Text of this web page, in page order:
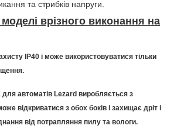
та стрибків напруги.
врізного виконання на
IP40 і може використовуватися тільки
автоматів Lezard виробляється з
відкриватися з обох боків і захищає дріт і
від потрапляння пилу та вологи.